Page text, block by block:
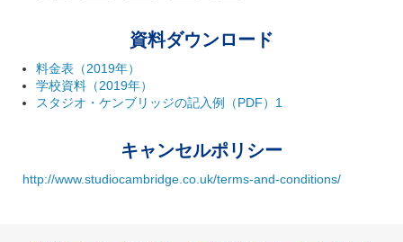
資料ダウンロード
料金表（2019年）
学校資料（2019年）
スタジオ・ケンブリッジの記入例（PDF）1
キャンセルポリシー
http://www.studiocambridge.co.uk/terms-and-conditions/